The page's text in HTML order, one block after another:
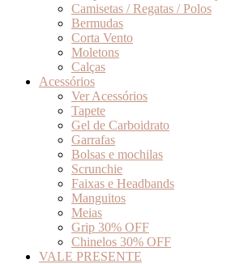
Camisetas / Regatas / Polos
Bermudas
Corta Vento
Moletons
Calças
Acessórios
Ver Acessórios
Tapete
Gel de Carboidrato
Garrafas
Bolsas e mochilas
Scrunchie
Faixas e Headbands
Manguitos
Meias
Grip 30% OFF
Chinelos 30% OFF
VALE PRESENTE